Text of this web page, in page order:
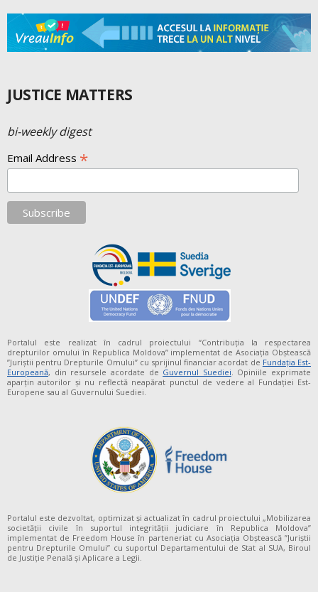
JUSTICE MATTERS
bi-weekly digest
Email Address *
Portalul este realizat în cadrul proiectului “Contribuția la respectarea
drepturilor omului în Republica Moldova” implementat de Asociația Obștească
”Juriștii pentru Drepturile Omului” cu sprijinul financiar acordat de Fundaţia Est-
Europeană, din resursele acordate de Guvernul Suediei. Opiniile exprimate
aparţin autorilor şi nu reflectă neapărat punctul de vedere al Fundației Est-
Europene sau al Guvernului Suediei.
Portalul este dezvoltat, optimizat și actualizat în cadrul proiectului „Mobilizarea
societății civile în suportul integrității judiciare în Republica Moldova”
implementat de Freedom House în parteneriat cu Asociația Obștească ”Juriștii
pentru Drepturile Omului” cu suportul Departamentului de Stat al SUA, Biroul
de Justiție Penală și Aplicare a Legii.